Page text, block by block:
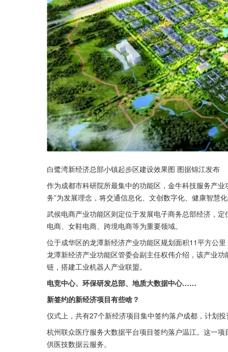
白鹭湾新经济总部小镇起步区建设效果图 图据锦江发布
作为成都市科研院所最集中的功能区，金牛科技服务产
务”为发展理念，将交通信息化、文创数字化、健康智慧
武侯电商产业功能区则定位于发展电子商务总部经济，
电商、女鞋电商、跨境电商等为重要领域。
位于成华区的龙潭新经济产业功能区规划面积11平方公
龙潭新经济产业功能区管委会副主任权伟介绍，该产业
链，搭建工业机器人产业联盟。
电竞中心、环保研发总部、地质大数据中心……
新签约的新经济项目有些啥？
仪式上，共有27个新经济项目集中签约落户成都，计划
杭州联众医疗服务大数据平台项目签约落户温江。这一
供医技数据云服务。